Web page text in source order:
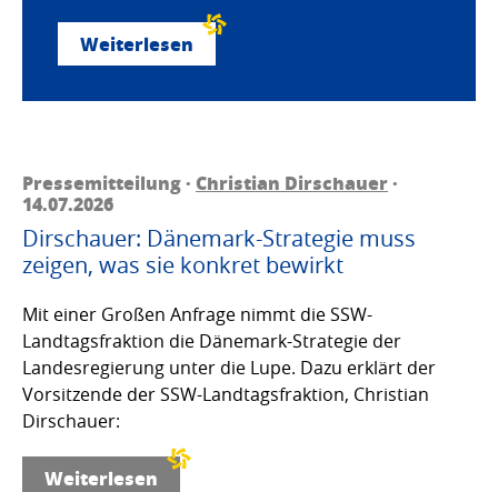
Weiterlesen
Pressemitteilung · Christian Dirschauer·
14.07.2026
Dirschauer: Dänemark-Strategie muss
zeigen, was sie konkret bewirkt
Mit einer Großen Anfrage nimmt die SSW-
Landtagsfraktion die Dänemark-Strategie der
Landesregierung unter die Lupe. Dazu erklärt der
Vorsitzende der SSW-Landtagsfraktion, Christian
Dirschauer:
Weiterlesen